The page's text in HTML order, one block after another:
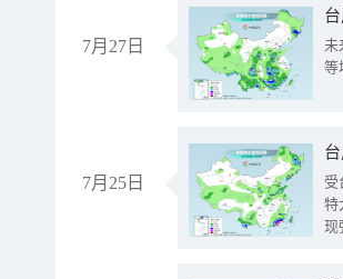
7月27日
未
等
7月25日
受
特
现